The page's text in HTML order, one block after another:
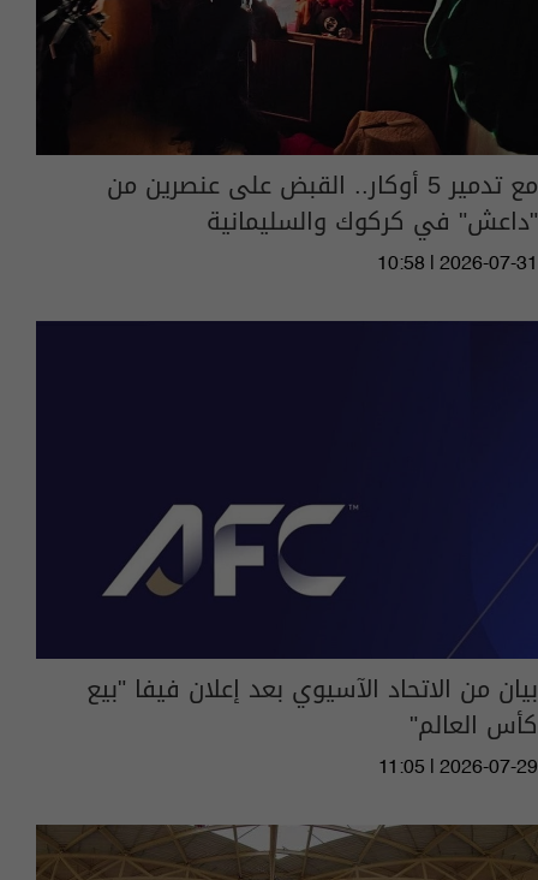
مع تدمير 5 أوكار.. القبض على عنصرين من
"داعش" في كركوك والسليمانية
10:58 | 2026-07-31
بيان من الاتحاد الآسيوي بعد إعلان فيفا "بيع
كأس العالم"
11:05 | 2026-07-29